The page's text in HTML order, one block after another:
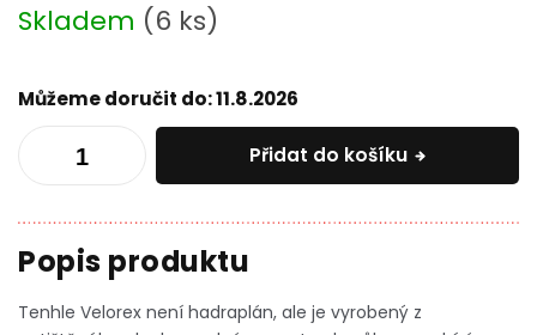
Měrná
cena:
Skladem (6 ks)
Můžeme doručit do:11.8.2026
Přidat do košíku
Tenhle Velorex není hadraplán, ale je vyrobený z